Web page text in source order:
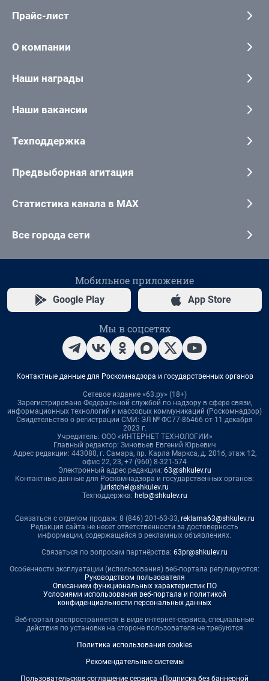
Прайс-лист
О компании
Наши награды
Наши вакансии
Техподдержка
Предвыборная агитация
Статистика канала в MAX
Все города сети
Мобильное приложение
Google Play App Store
Мы в соцсетях
Контактные данные для Роскомнадзора и государственных органов
Сетевое издание «63.ру» (18+)
Зарегистрировано Федеральной службой по надзору в сфере связи,
информационных технологий и массовых коммуникаций (Роскомнадзор)
Свидетельство о регистрации СМИ: ЭЛ № ФС77-86466 от 11 декабря
2023 г.
Учредитель: ООО «ИНТЕРНЕТ ТЕХНОЛОГИИ»
Главный редактор: Зиновьев Евгений Юрьевич
Адрес редакции: 443080, г. Самара, пр. Карла Маркса, д. 201б, этаж 12,
офис 22, 23, +7 (960) 8-321-574
Электронный адрес редакции: 63@shkulev.ru
Контактные данные для Роскомнадзора и государственных органов:
juristchel@shkulev.ru
Техподдержка: help@shkulev.ru
Связаться с отделом продаж: 8 (846) 201-63-33, reklama63@shkulev.ru
Редакция сайта не несет ответственности за достоверность
информации, содержащейся в рекламных объявлениях.
Связаться по вопросам партнёрства: 63pr@shkulev.ru
Особенности эксплуатации (использования) веб-портала регулируются:
Руководством пользователя
Описанием функциональных характеристик ПО
Условиями использования веб-портала и политикой
конфиденциальности персональных данных
Веб-портал распространяется в виде интернет-сервиса, специальные
действия по установке на стороне пользователя не требуются
Политика использования cookies
Рекомендательные системы
Пользовательское соглашение сервиса «Подписка без баннерной